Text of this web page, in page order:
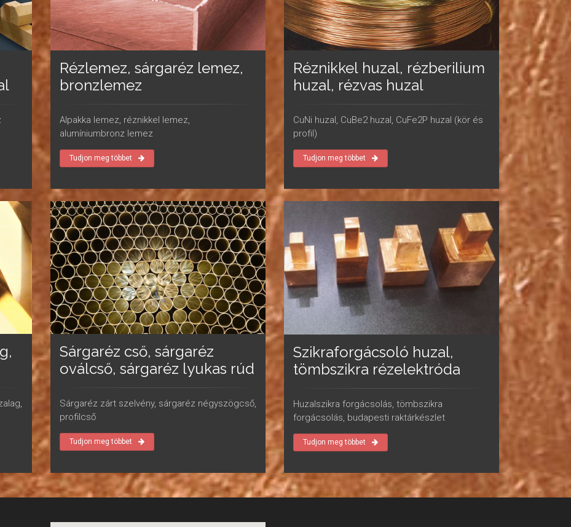
Rézlemez, sárgaréz lemez,
bronzlemez
Alpakka lemez, réznikkel lemez,
alumíniumbronz lemez
Tudjon meg többet
Réznikkel huzal, rézberilium
huzal, rézvas huzal
CuNi huzal, CuBe2 huzal, CuFe2P huzal (kör és
profil)
Tudjon meg többet
Sárgaréz cső, sárgaréz
oválcső, sárgaréz lyukas rúd
Sárgaréz zárt szelvény, sárgaréz négyszögcső,
profilcső
Tudjon meg többet
Szikraforgácsoló huzal,
tömbszikra rézelektróda
Huzalszikra forgácsolás, tömbszikra
forgácsolás, budapesti raktárkészlet
Tudjon meg többet